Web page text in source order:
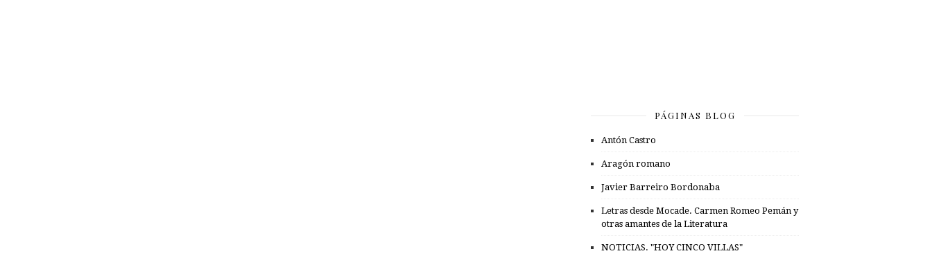
PÁGINAS BLOG
Antón Castro
Aragón romano
Javier Barreiro Bordonaba
Letras desde Mocade. Carmen Romeo Pemán y
otras amantes de la Literatura
NOTICIAS. "HOY CINCO VILLAS"